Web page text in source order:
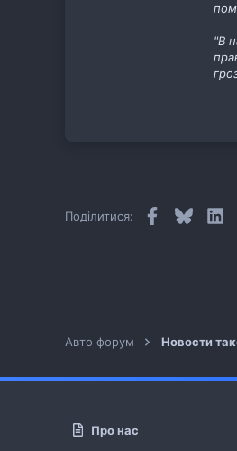
"В
Поділитися: Facebook
Bluesky
Авто форум Новости
Про нас